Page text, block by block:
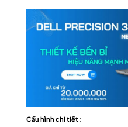
Cấu hình chi tiết :